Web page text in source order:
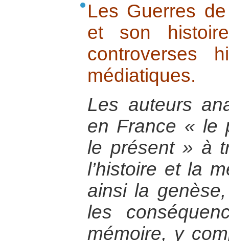
Les Guerres
et son
controverses
médiatiques.
Les auteurs
en France « le
le présent » à
l’histoire et la
ainsi la
les
mémoire, y